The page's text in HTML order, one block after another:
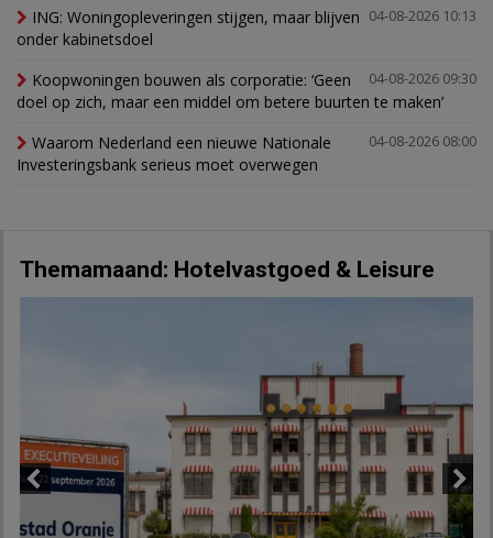
04-08-2026 10:13
ING: Woningopleveringen stijgen, maar blijven
onder kabinetsdoel
04-08-2026 09:30
Koopwoningen bouwen als corporatie: ‘Geen
doel op zich, maar een middel om betere buurten te maken’
04-08-2026 08:00
Waarom Nederland een nieuwe Nationale
Investeringsbank serieus moet overwegen
Themamaand: Hotelvastgoed & Leisure
Next